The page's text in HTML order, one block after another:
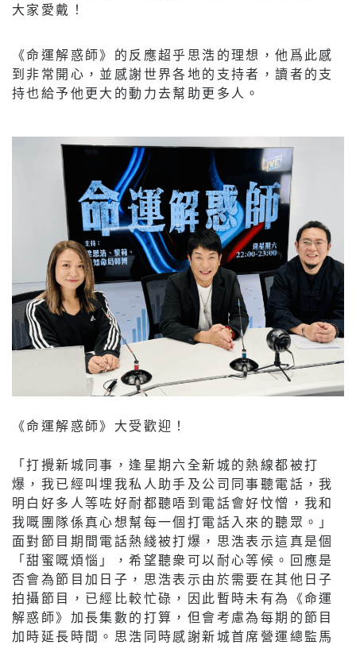
大家愛戴！
《命運解惑師》的反應超乎思浩的理想，他爲此感
到非常開心，並感謝世界各地的支持者，讀者的支
持也給予他更大的動力去幫助更多人。
《命運解惑師》大受歡迎！
「打攪新城同事，逢星期六全新城的熱線都被打
爆，我已經叫埋我私人助手及公司同事聽電話，我
明白好多人等咗好耐都聽唔到電話會好忟憎，我和
我嘅團隊係真心想幫每一個打電話入來的聽眾。」
面對節目期間電話熱綫被打爆，思浩表示這真是個
「甜蜜嘅煩惱」，希望聽衆可以耐心等候。回應是
否會為節目加日子，思浩表示由於需要在其他日子
拍攝節目，已經比較忙碌，因此暫時未有為《命運
解惑師》加長集數的打算，但會考慮為每期的節目
加時延長時間。思浩同時感謝新城首席營運總監馬